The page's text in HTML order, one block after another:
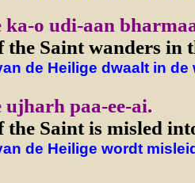
ka-o udi-aan
the Saint wanders in
de Heilige dwaalt in de
ujharh paa-ee-ai.
the Saint is misled
de Heilige wordt